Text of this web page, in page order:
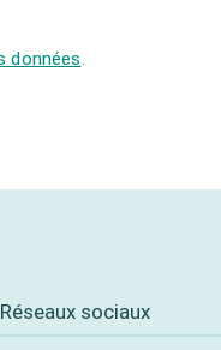
données.
Réseaux sociaux